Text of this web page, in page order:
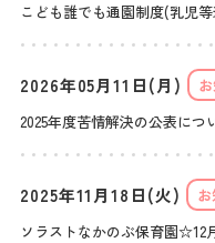
こども誰でも通園制度(乳児
2026年05月11日(月)
2025年度苦情解決の公表につ
2025年11月18日(火)
ソラストなかのぶ保育園☆12